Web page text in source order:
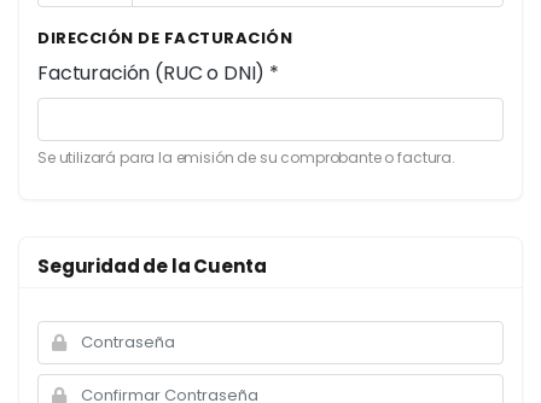
DIRECCIÓN DE FACTURACIÓN
Facturación (RUC o DNI) *
Se utilizará para la emisión de su comprobante o factura.
Seguridad de la Cuenta